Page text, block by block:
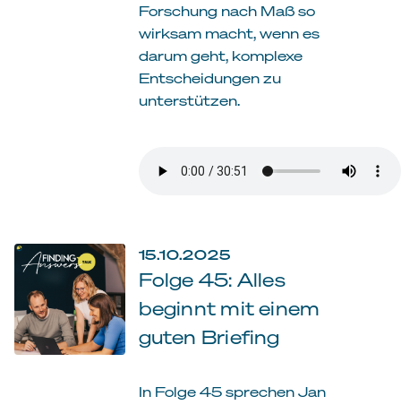
Forschung nach Maß so
wirksam macht, wenn es
darum geht, komplexe
Entscheidungen zu
unterstützen.
15.10.2025
Folge 45: Alles
beginnt mit einem
guten Briefing
In Folge 45 sprechen Jan